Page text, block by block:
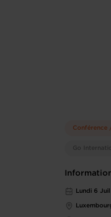
Conférence
Go
Lundi 6